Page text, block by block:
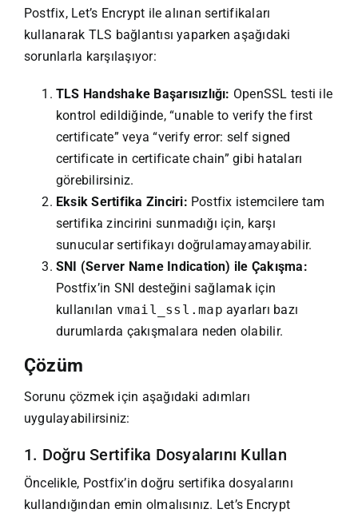
Postfix, Let’s Encrypt ile alınan sertifikaları
kullanarak TLS bağlantısı yaparken aşağıdaki
sorunlarla karşılaşıyor:
TLS Handshake Başarısızlığı: OpenSSL testi ile
kontrol edildiğinde, “unable to verify the first
certificate” veya “verify error: self signed
certificate in certificate chain” gibi hataları
görebilirsiniz.
Eksik Sertifika Zinciri: Postfix istemcilere tam
sertifika zincirini sunmadığı için, karşı
sunucular sertifikayı doğrulamayamayabilir.
SNI (Server Name Indication) ile Çakışma:
Postfix’in SNI desteğini sağlamak için
kullanılan vmail_ssl.map ayarları bazı
durumlarda çakışmalara neden olabilir.
Çözüm
Sorunu çözmek için aşağıdaki adımları
uygulayabilirsiniz:
1. Doğru Sertifika Dosyalarını Kullan
Öncelikle, Postfix’in doğru sertifika dosyalarını
kullandığından emin olmalısınız. Let’s Encrypt